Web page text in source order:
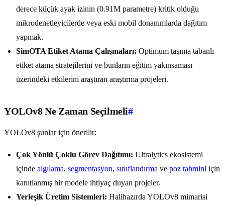
derece küçük ayak izinin (0.91M parametre) kritik olduğu
mikrodenetleyicilerde veya eski mobil donanımlarda dağıtım
yapmak.
SimOTA Etiket Atama Çalışmaları: Optimum taşıma tabanlı
etiket atama stratejilerini ve bunların eğitim yakınsaması
üzerindeki etkilerini araştıran araştırma projeleri.
YOLOv8 Ne Zaman Seçilmeli#
YOLOv8 şunlar için önerilir:
Çok Yönlü Çoklu Görev Dağıtımı: Ultralytics ekosistemi
içinde algılama, segmentasyon, sınıflandırma ve poz tahmini için
kanıtlanmış bir modele ihtiyaç duyan projeler.
Yerleşik Üretim Sistemleri: Halihazırda YOLOv8 mimarisi